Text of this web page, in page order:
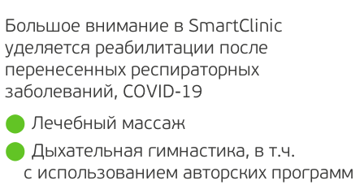
Большое внимание в SmartClinic
уделяется реабилитации после
перенесенных респираторных
заболеваний, COVID-19
Лечебный массаж
Дыхательная гимнастика, в т.ч.
с использованием авторских программ